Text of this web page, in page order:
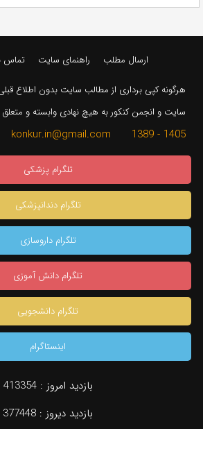
جستجو
ارسال مطلب راهنمای سایت تماس
هرگونه کپی برداری از مطالب سایت بدون اطلاع
سایت و انجمن کنکور به هیچ نهادی وابسته و
1405 - 1389 konkur.in@gmail.com
تلگرام پزشکی
تلگرام دندانپزشکی
تلگرام داروسازی
تلگرام دانش آموزی
تلگرام دانشجویی
اینستاگرام
بازدید امروز :413354
بازدید دیروز : 377448